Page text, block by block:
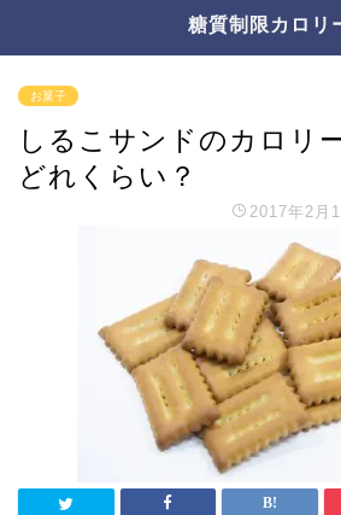
糖質制限カロリ
お菓子
しるこサンドのカロリ
どれくらい？
2017年2月